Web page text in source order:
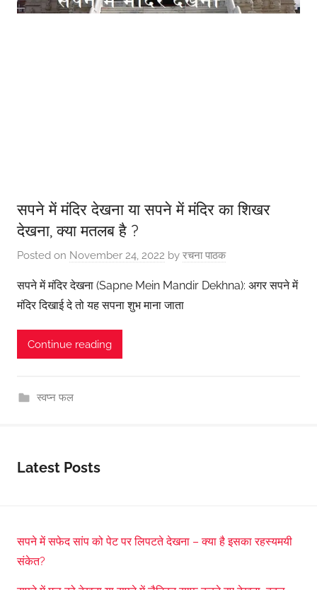
सपने में मंदिर देखना या सपने में मंदिर का शिखर
देखना, क्या मतलब है ?
Posted on November 24, 2022 by रचना पाठक
सपने में मंदिर देखना (Sapne Mein Mandir Dekhna): अगर सपने में
मंदिर दिखाई दे तो यह सपना शुभ माना जाता
Continue reading
स्वप्न फल
Latest Posts
सपने में सफेद सांप को पेट पर लिपटते देखना – क्या है इसका रहस्यमयी
संकेत?